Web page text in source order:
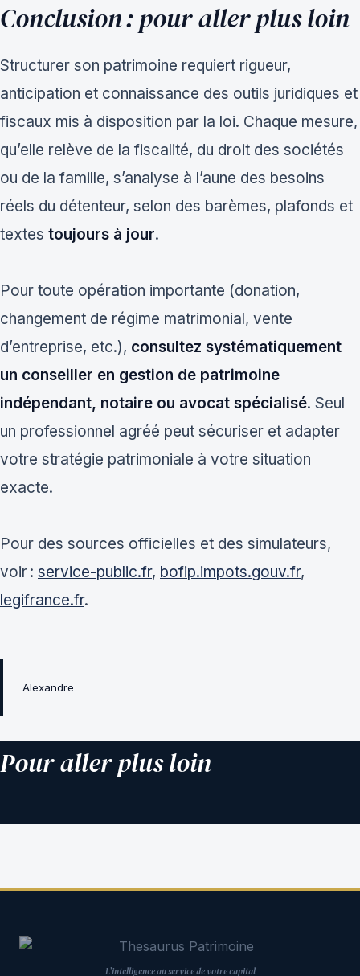
Conclusion : pour aller plus loin
Structurer son patrimoine requiert rigueur,
anticipation et connaissance des outils juridiques et
fiscaux mis à disposition par la loi. Chaque mesure,
qu’elle relève de la fiscalité, du droit des sociétés
ou de la famille, s’analyse à l’aune des besoins
réels du détenteur, selon des barèmes, plafonds et
textes toujours à jour.
Pour toute opération importante (donation,
changement de régime matrimonial, vente
d’entreprise, etc.), consultez systématiquement
un conseiller en gestion de patrimoine
indépendant, notaire ou avocat spécialisé. Seul
un professionnel agréé peut sécuriser et adapter
votre stratégie patrimoniale à votre situation
exacte.
Pour des sources officielles et des simulateurs,
voir : service-public.fr, bofip.impots.gouv.fr,
legifrance.fr.
Alexandre
Pour aller plus loin
L’intelligence au service de votre capital